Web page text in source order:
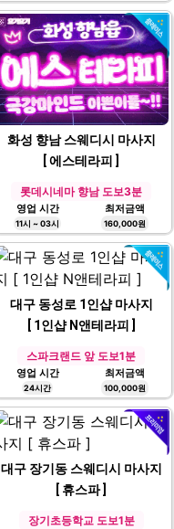
화성 향남 스웨디시 마사지
[ 에스테라피 ]
롯데시네마 향남 도보3분
영업 시간
11시 ~ 03시
최저금액
160,000원
대구 동성로 1인샵 마사지
[ 1인샵 N앤테라피 ]
스파크랜드 앞 도보1분
영업 시간
24시간
최저금액
100,000원
대구 장기동 스웨디시 마사지
[ 휴스파 ]
장기초등학교 도보1분